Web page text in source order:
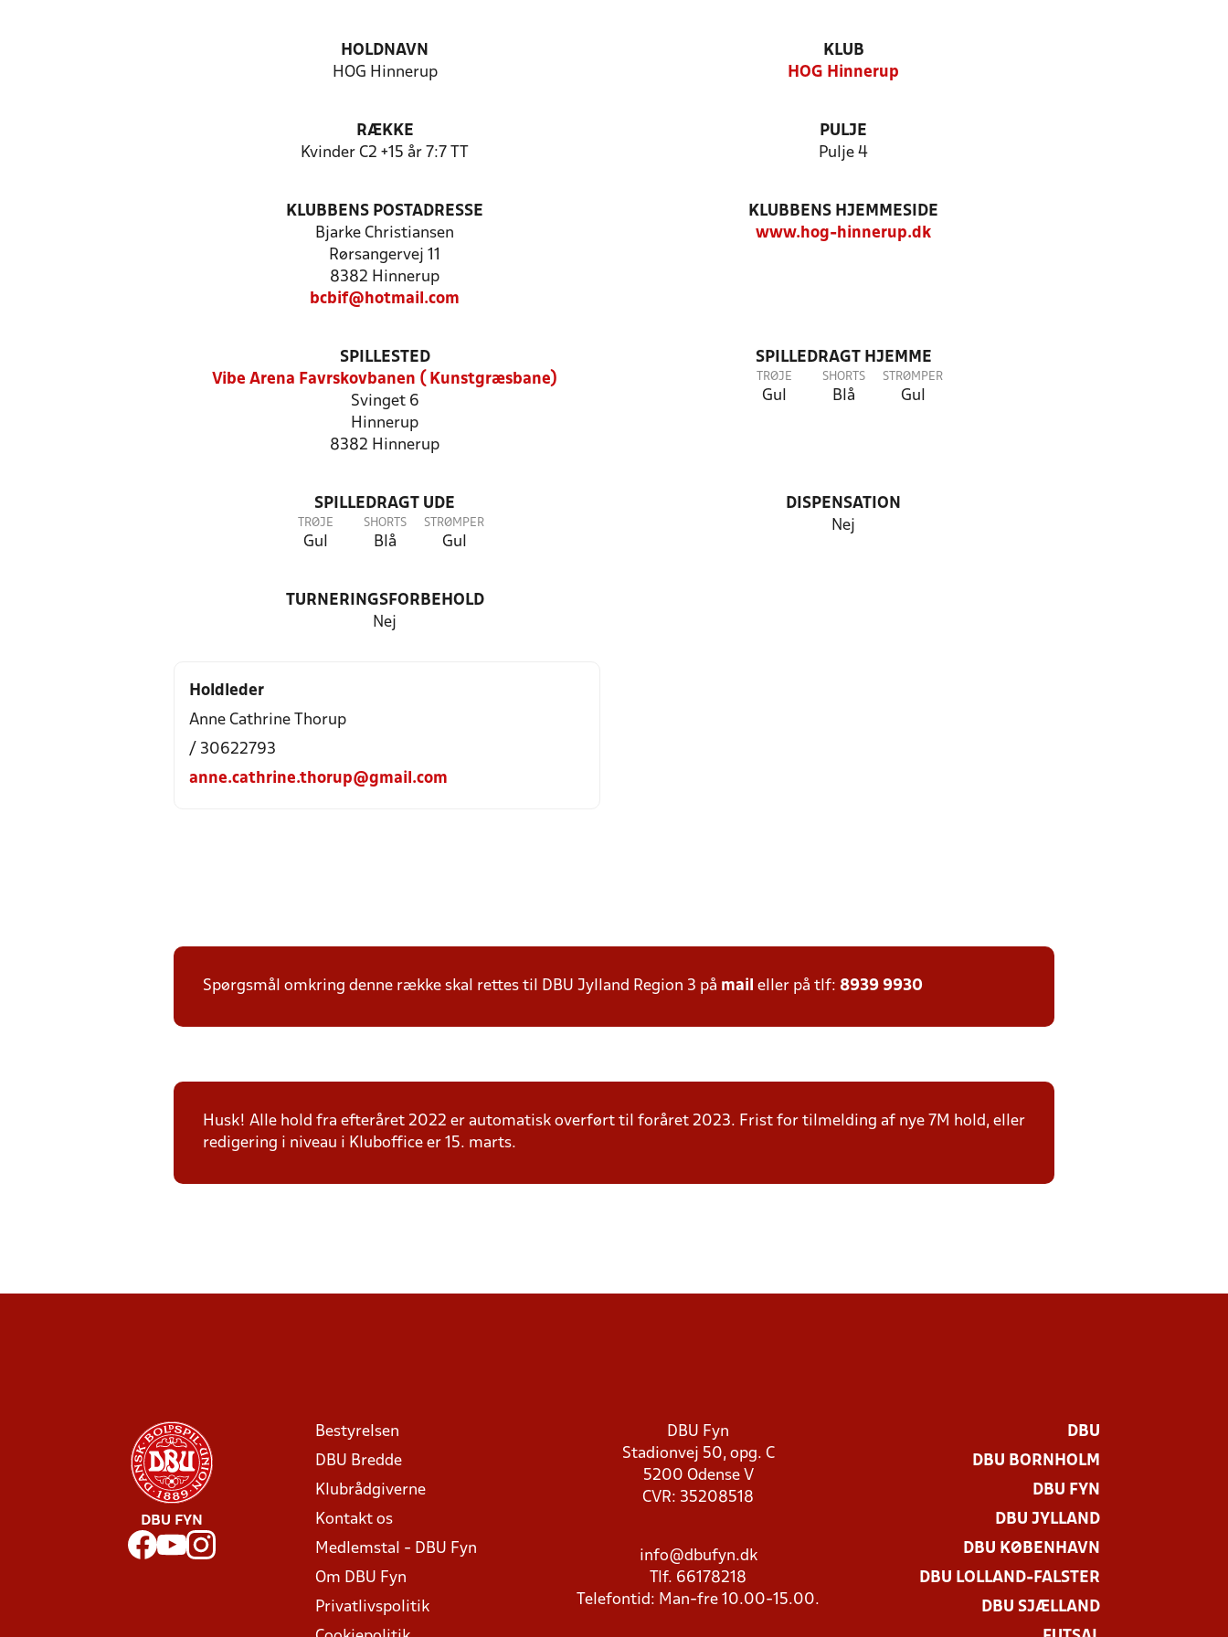
HOLDNAVN
HOG Hinnerup
KLUB
HOG Hinnerup
RÆKKE
Kvinder C2 +15 år 7:7 TT
PULJE
Pulje 4
KLUBBENS POSTADRESSE
Bjarke Christiansen
Rørsangervej 11
8382 Hinnerup
bcbif@hotmail.com
KLUBBENS HJEMMESIDE
www.hog-hinnerup.dk
SPILLESTED
Vibe Arena Favrskovbanen ( Kunstgræsbane)
Svinget 6
Hinnerup
8382 Hinnerup
SPILLEDRAGT HJEMME
TRØJE
Gul
SHORTS
Blå
STRØMPER
Gul
SPILLEDRAGT UDE
TRØJE
Gul
SHORTS
Blå
STRØMPER
Gul
DISPENSATION
Nej
TURNERINGSFORBEHOLD
Nej
Holdleder
Anne Cathrine Thorup
/ 30622793
anne.cathrine.thorup@gmail.com
Spørgsmål omkring denne række skal rettes til DBU Jylland Region 3 på mail eller på tlf: 8939 9930
Husk! Alle hold fra efteråret 2022 er automatisk overført til foråret 2023. Frist for tilmelding af nye 7M hold, eller
redigering i niveau i Kluboffice er 15. marts.
DBU FYN
Bestyrelsen
DBU Bredde
Klubrådgiverne
Kontakt os
Medlemstal - DBU Fyn
Om DBU Fyn
Privatlivspolitik
DBU Fyn
Stadionvej 50, opg. C
5200 Odense V
CVR: 35208518
info@dbufyn.dk
Tlf. 66178218
Telefontid: Man-fre 10.00-15.00.
DBU
DBU BORNHOLM
DBU FYN
DBU JYLLAND
DBU KØBENHAVN
DBU LOLLAND-FALSTER
DBU SJÆLLAND